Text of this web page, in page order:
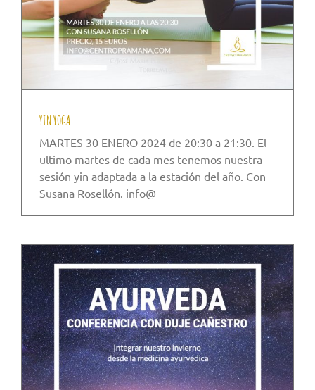
YIN YOGA
MARTES 30 ENERO 2024 de 20:30 a 21:30. El
ultimo martes de cada mes tenemos nuestra
sesión yin adaptada a la estación del año. Con
Susana Rosellón. info@